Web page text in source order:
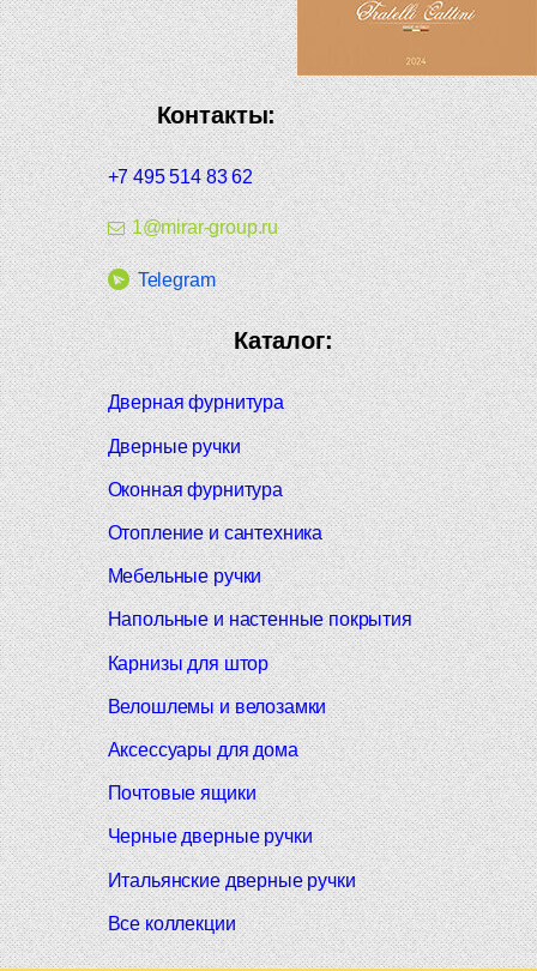
Контакты:
+7 495 514 83 62
1@mirar-group.ru
Telegram
Каталог:
Дверная фурнитура
Дверные ручки
Оконная фурнитура
Отопление и сантехника
Мебельные ручки
Напольные и настенные покрытия
Карнизы для штор
Велошлемы и велозамки
Аксессуары для дома
Почтовые ящики
Черные дверные ручки
Итальянские дверные ручки
Все коллекции